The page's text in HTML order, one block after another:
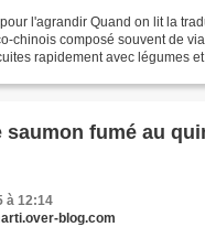
l'agrandir Quand on lit la
chinois composé souvent de
rapidement avec légumes
saumon fumé au
à 12:14
blog.com